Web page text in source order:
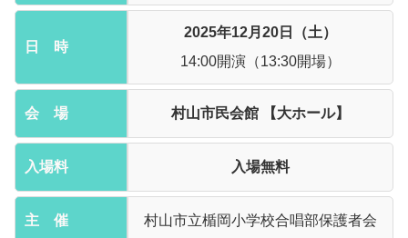
日 時
2025年12月20日（土）
14:00開演 （13:30開場）
会 場 村山市民会館 【大ホール】
入場料 入場無料
主 催 村山市立楯岡小学校合唱部保護者会